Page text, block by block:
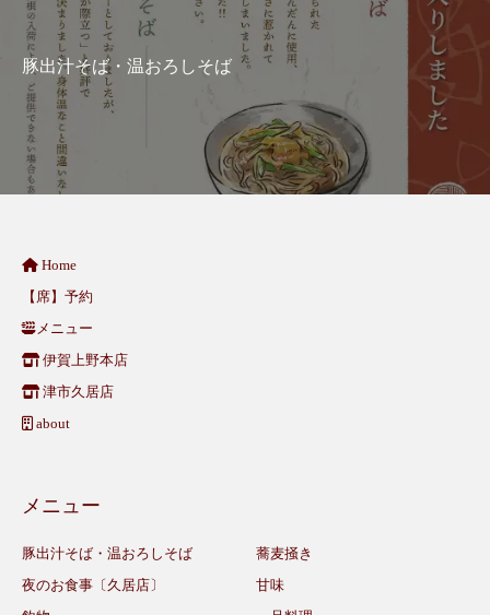
蕎麦掻き
当店では、繊細な蕎麦の香りを引き出す
く挽いたそば粉を使用しております。
Home
【席】予約
メニュー
伊賀上野本店
津市久居店
about
メニュー
豚出汁そば・温おろしそば
蕎麦掻き
夜のお食事〔久居店〕
甘味